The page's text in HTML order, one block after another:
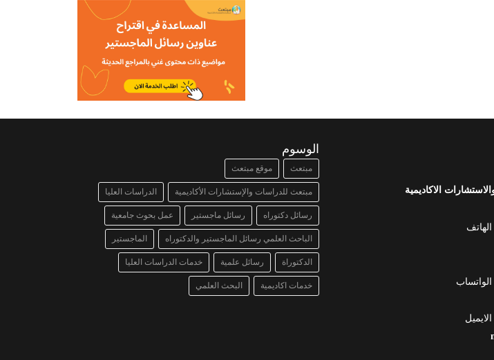
الاكاديمية
الوسوم
مبتعث موقع مبتعث
مبتعث للدراسات والإستشارات الأكاديمية الدراسات العليا
رسائل دكتوراه رسائل ماجستير عمل بحوث جامعية
الباحث العلمي رسائل الماجستير والدكتوراه الماجستير
الدكتوراة رسائل علمية خدمات الدراسات العليا
خدمات اكاديمية البحث العلمي